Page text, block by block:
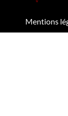
Mentions